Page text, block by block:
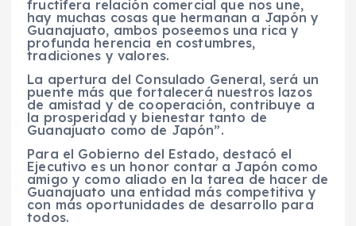
fructífera relación comercial que nos une,
hay muchas cosas que hermanan a Japón y
Guanajuato, ambos poseemos una rica y
profunda herencia en costumbres,
tradiciones y valores.
La apertura del Consulado General, será un
puente más que fortalecerá nuestros lazos
de amistad y de cooperación, contribuye a
la prosperidad y bienestar tanto de
Guanajuato como de Japón”.
Para el Gobierno del Estado, destacó el
Ejecutivo es un honor contar a Japón como
amigo y como aliado en la tarea de hacer de
Guanajuato una entidad más competitiva y
con más oportunidades de desarrollo para
todos.